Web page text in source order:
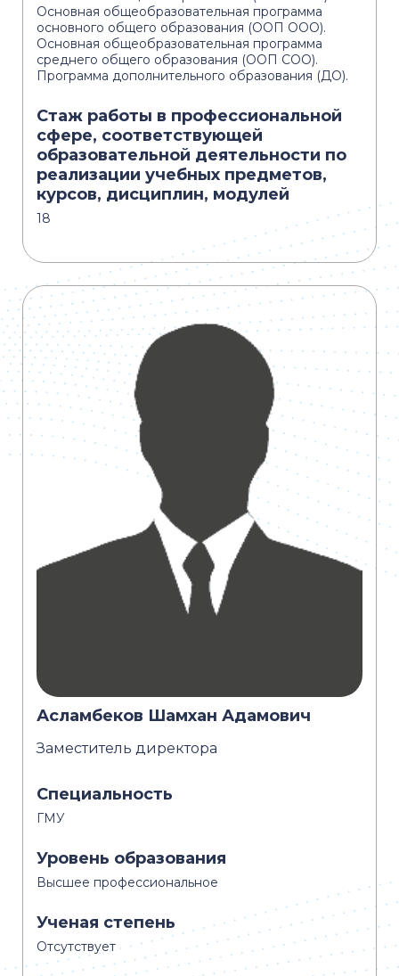
Основная общеобразовательная программа
основного общего образования (ООП ООО).
Основная общеобразовательная программа
среднего общего образования (ООП СОО).
Программа дополнительного образования (ДО).
Стаж работы в профессиональной
сфере, соответствующей
образовательной деятельности по
реализации учебных предметов,
курсов, дисциплин, модулей
18
Асламбеков Шамхан Адамович
Заместитель директора
Специальность
ГМУ
Уровень образования
Высшее профессиональное
Ученая степень
Отсутствует